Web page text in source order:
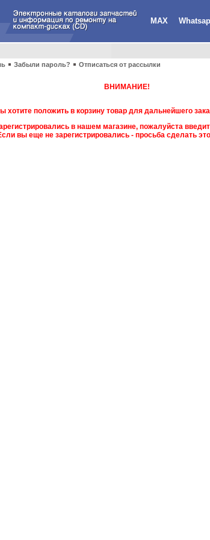
MAX
Забыли пароль? Отписаться от рассылки
ВНИМАНИЕ!
хотите положить в корзину товар для дальнейшего
в нашем магазине, пожалуйста
вы еще не зарегистрировались - просьба сделать это